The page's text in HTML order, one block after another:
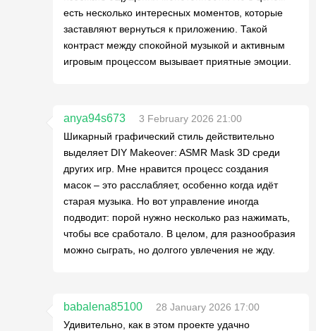
есть несколько интересных моментов, которые
заставляют вернуться к приложению. Такой
контраст между спокойной музыкой и активным
игровым процессом вызывает приятные эмоции.
anya94s673
3 February 2026 21:00
Шикарный графический стиль действительно
выделяет DIY Makeover: ASMR Mask 3D среди
других игр. Мне нравится процесс создания
масок – это расслабляет, особенно когда идёт
старая музыка. Но вот управление иногда
подводит: порой нужно несколько раз нажимать,
чтобы все сработало. В целом, для разнообразия
можно сыграть, но долгого увлечения не жду.
babalena85100
28 January 2026 17:00
Удивительно, как в этом проекте удачно